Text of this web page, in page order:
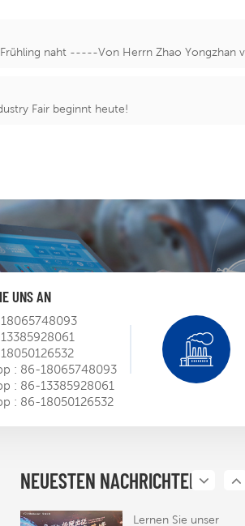
naht -----Von Herrn Zhao Yongzhan
Fair beginnt heute!
UNS AN
: 86-18065748093
: 86-13385928061
: 86-18050126532
NEUESTEN NACHRICHTEN
SIEMENS EP BU Mini-
Roadshow
Mar 13,2023
Tür zum
Markt
Mar 13,2023
Lernen Sie unser